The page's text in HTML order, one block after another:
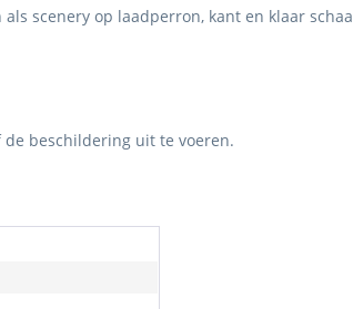
scenery op laadperron, kant en klaar
beschildering uit te voeren.